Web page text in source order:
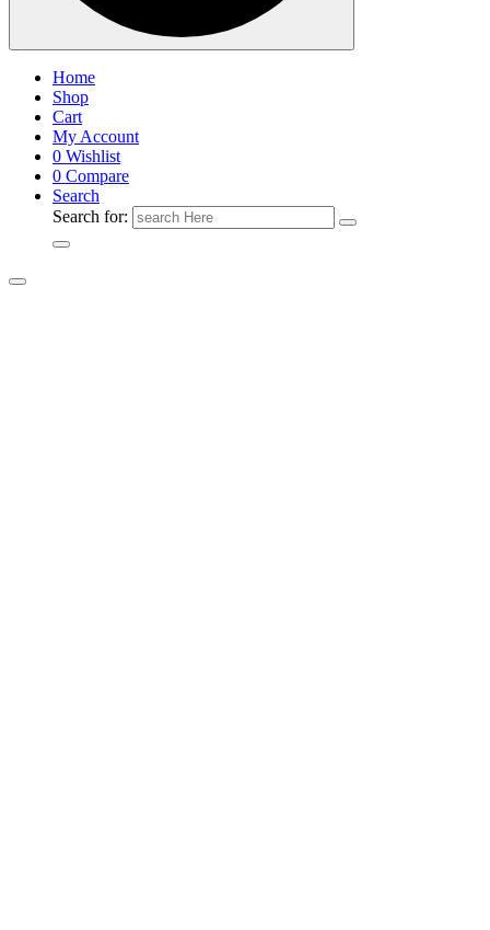
Home
Shop
Cart
My Account
0 Wishlist
0 Compare
Search
Search for: